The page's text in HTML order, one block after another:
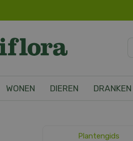
WONEN DIEREN
Plantengids